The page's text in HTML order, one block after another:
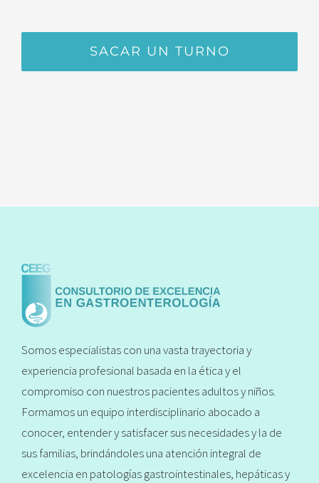
SACAR UN TURNO
Somos especialistas con una vasta trayectoria y
experiencia profesional basada en la ética y el
compromiso con nuestros pacientes adultos y niños.
Formamos un equipo interdisciplinario abocado a
conocer, entender y satisfacer sus necesidades y la de
sus familias, brindándoles una atención integral de
excelencia en patologías gastrointestinales, hepáticas y